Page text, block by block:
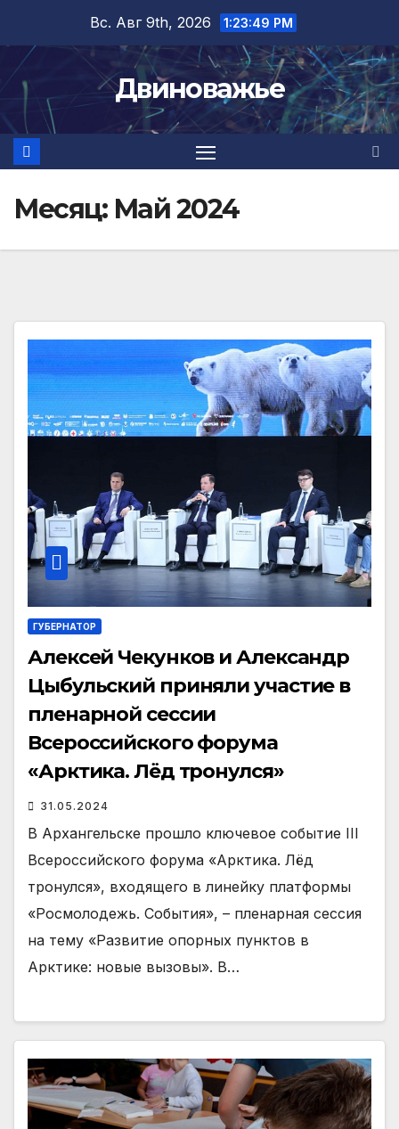
содержимому
Вс. Авг 9th, 2026 1:23:50 PM
Двиноважье
Месяц: Май 2024
ГУБЕРНАТОР
Алексей Чекунков и Александр
Цыбульский приняли участие в
пленарной сессии
Всероссийского форума
«Арктика. Лёд тронулся»
31.05.2024
В Архангельске прошло ключевое событие III
Всероссийского форума «Арктика. Лёд
тронулся», входящего в линейку платформы
«Росмолодежь. События», – пленарная сессия
на тему «Развитие опорных пунктов в
Арктике: новые вызовы». В…